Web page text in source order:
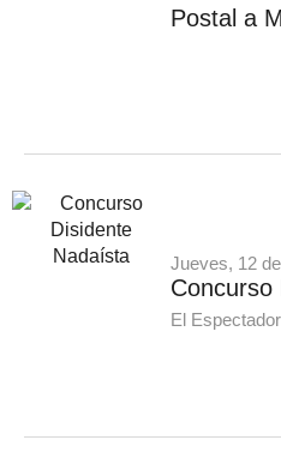
Postal a
Jueves, 12
Concurso
El Espectador